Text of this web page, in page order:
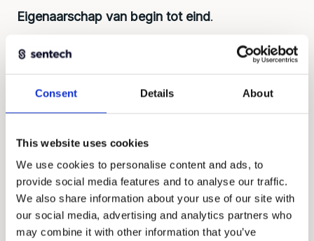
Consent Details About
This website uses cookies
We use cookies to personalise content and ads, to
provide social media features and to analyse our traffic.
We also share information about your use of our site with
our social media, advertising and analytics partners who
may combine it with other information that you’ve
Eigenaarschap van begin tot eind.
Eerst begrijpen, dan bouwen. Elke oplossing
begint bij de juiste vragen: wat wil je meten,
budget? Dat bepaalt de aanpak, overwegingen
over ontwikkeling, levertijd en kosten.
mee en nemen verantwoordelijkheid voor het
geheel.